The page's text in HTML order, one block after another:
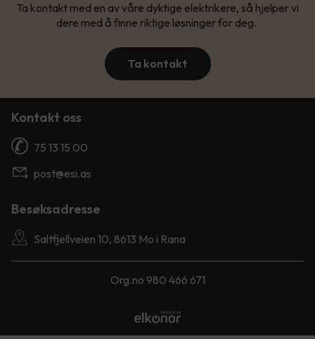
Ta kontakt med en av våre dyktige elektrikere, så hjelper vi
dere med å finne riktige løsninger for deg.
Ta kontakt
Kontakt oss
75 13 15 00
post@esi.as
Besøksadresse
Saltfjellveien 10, 8613 Mo i Rana
Org.no 980 466 671